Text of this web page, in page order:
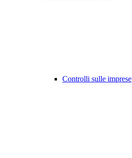
Controlli sulle imprese